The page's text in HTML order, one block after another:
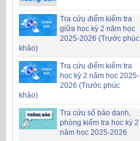
Tra cứu điểm kiểm tra
giữa học kỳ 2 năm học
2025-2026 (Trước phúc
khảo)
Tra cứu điểm kiểm tra
học kỳ 2 năm học 2025-
2026 (Trước phúc
khảo)
Tra cứu số báo danh,
phòng kiểm tra học kỳ 2
năm học 2025-2026